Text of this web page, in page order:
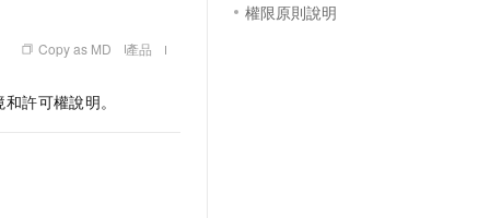
Copy as MD 產品
許可權說明。
權限原則說明